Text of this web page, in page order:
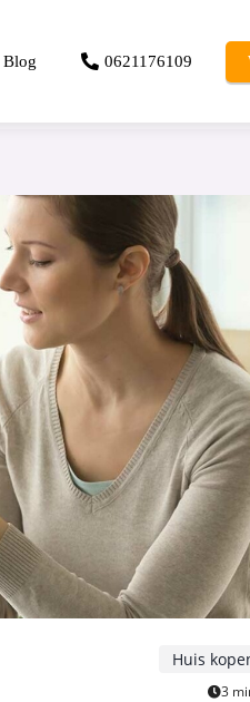
Blog 0621176109
Huis
3